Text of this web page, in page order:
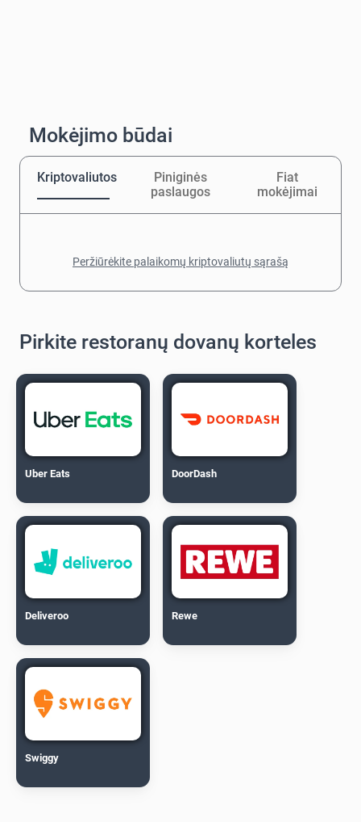
Mokėjimo būdai
Kriptovaliutos
Piniginės
paslaugos
Fiat
mokėjimai
Peržiūrėkite palaikomų kriptovaliutų sąrašą
Pirkite restoranų dovanų korteles
Uber Eats DoorDash
Deliveroo Rewe
Swiggy